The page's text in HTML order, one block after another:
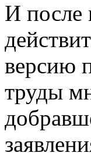
И после
версию
труды